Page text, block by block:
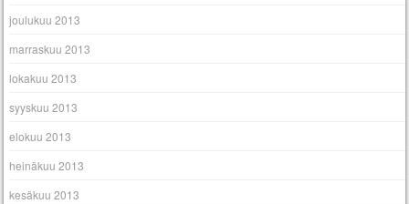
joulukuu 2013
marraskuu 2013
lokakuu 2013
syyskuu 2013
elokuu 2013
heinäkuu 2013
kesäkuu 2013